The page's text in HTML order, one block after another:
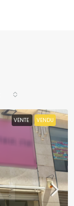
VENTE VENDU